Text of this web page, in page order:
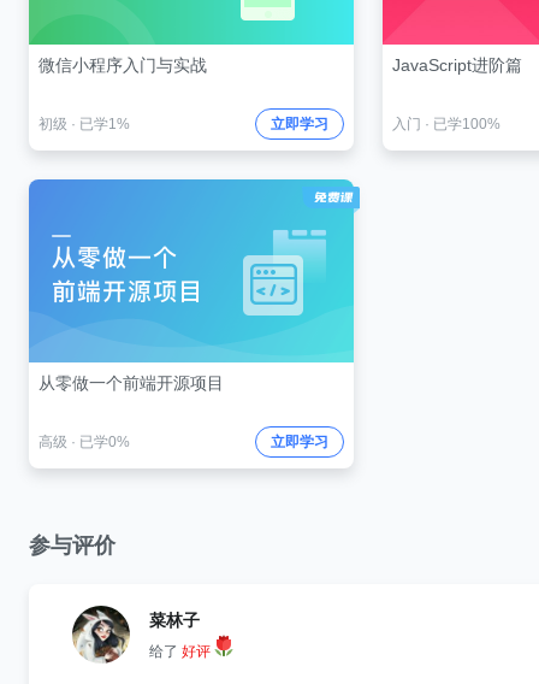
微信小程序入门与实战
初级 · 已学1% 立即学习
JavaScript进阶篇
入门 · 已学100%
从零做一个前端开源项目
高级 · 已学0% 立即学习
参与评价
菜林子
给了 好评